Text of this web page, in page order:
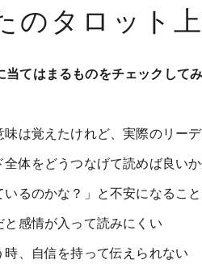
のタロット
当てはまるものをチェックしてみ
は覚えたけれど、実際のリー
体をどうつなげて読めば良い
るのかな？」と不安になるこ
感情が入って読みにくい
、自信を持って伝えられない